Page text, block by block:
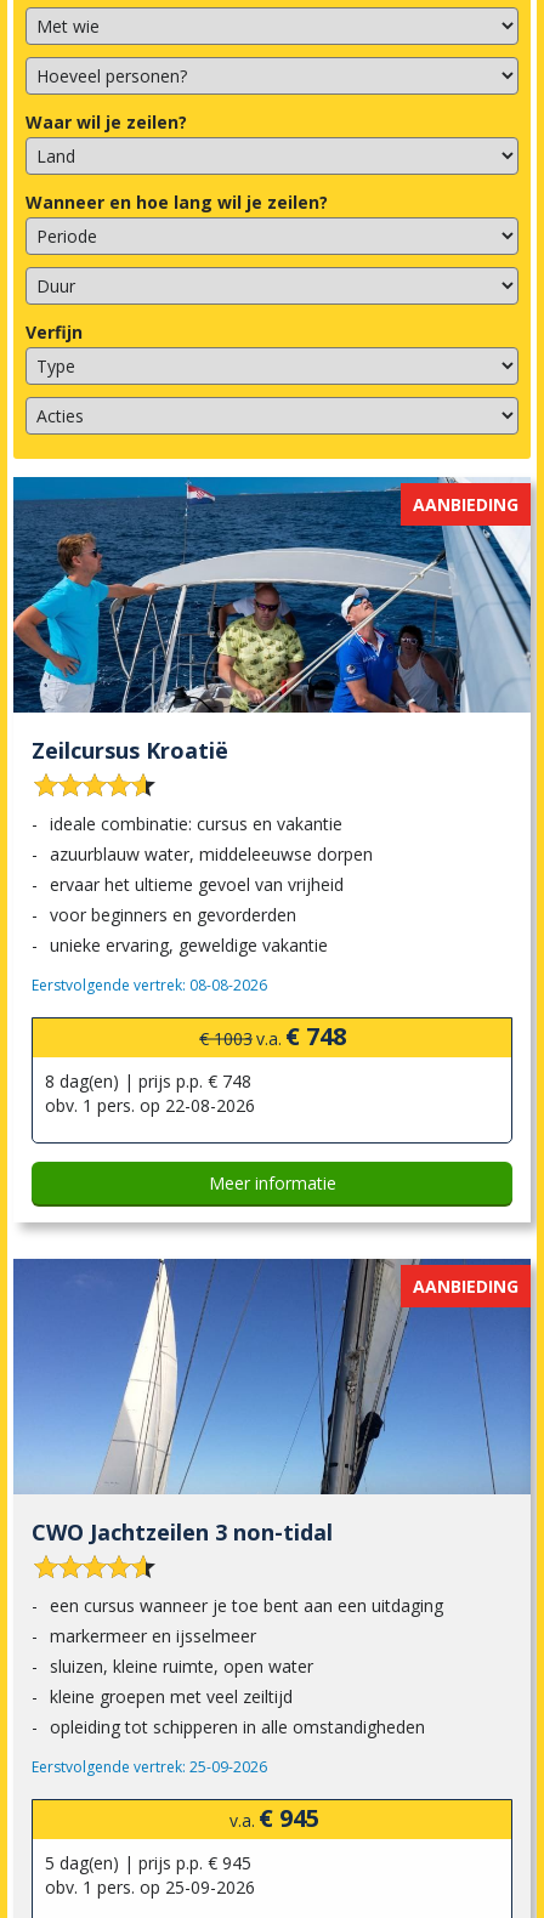
Waar wil je zeilen?
Wanneer en hoe lang wil je zeilen?
Verfijn
AANBIEDING
Zeilcursus Kroatië


ideale combinatie: cursus en vakantie
azuurblauw water, middeleeuwse dorpen
ervaar het ultieme gevoel van vrijheid
voor beginners en gevorderden
unieke ervaring, geweldige vakantie
Eerstvolgende vertrek: 08-08-2026
€ 1003v.a. € 748
8 dag(en) | prijs p.p. € 748
obv. 1 pers. op 22-08-2026
Meer informatie
AANBIEDING
CWO Jachtzeilen 3 non-tidal


een cursus wanneer je toe bent aan een uitdaging
markermeer en ijsselmeer
sluizen, kleine ruimte, open water
kleine groepen met veel zeiltijd
opleiding tot schipperen in alle omstandigheden
Eerstvolgende vertrek: 25-09-2026
v.a. € 945
5 dag(en) | prijs p.p. € 945
obv. 1 pers. op 25-09-2026